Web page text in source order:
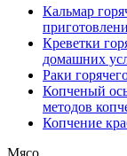
Кальмар
Креветки
домашних
Раки
Копченый
методов
Копчение
Мясо